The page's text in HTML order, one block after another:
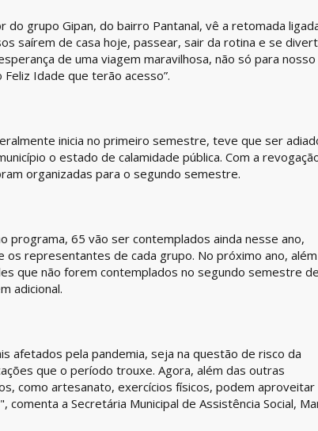
do grupo Gipan, do bairro Pantanal, vê a retomada
saírem de casa hoje, passear, sair da rotina e se
de uma viagem maravilhosa, não só para nosso
Idade que terão acesso”.
inicia no primeiro semestre, teve que ser
o estado de calamidade pública. Com a
organizadas para o segundo semestre.
programa, 65 vão ser contemplados ainda nesse ano,
representantes de cada grupo. No próximo ano, além
que não forem contemplados no segundo semestre de
adicional.
afetados pela pandemia, seja na questão de risco da
que o período trouxe. Agora, além das outras
como artesanato, exercícios físicos, podem aproveitar
comenta a Secretária Municipal de Assistência Social,